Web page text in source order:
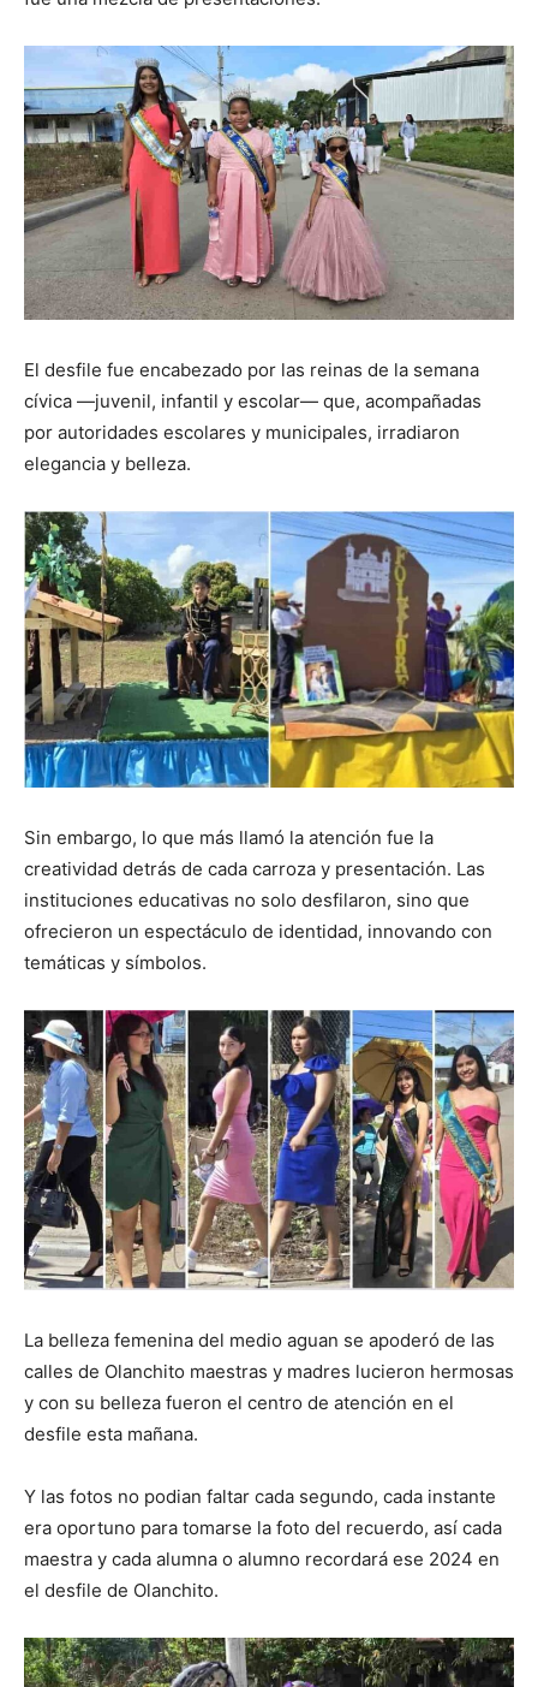
El desfile fue encabezado por las reinas de la semana
cívica —juvenil, infantil y escolar— que, acompañadas
por autoridades escolares y municipales, irradiaron
elegancia y belleza.
Sin embargo, lo que más llamó la atención fue la
creatividad detrás de cada carroza y presentación. Las
instituciones educativas no solo desfilaron, sino que
ofrecieron un espectáculo de identidad, innovando con
temáticas y símbolos.
La belleza femenina del medio aguan se apoderó de las
calles de Olanchito maestras y madres lucieron hermosas
y con su belleza fueron el centro de atención en el
desfile esta mañana.
Y las fotos no podian faltar cada segundo, cada instante
era oportuno para tomarse la foto del recuerdo, así cada
maestra y cada alumna o alumno recordará ese 2024 en
el desfile de Olanchito.